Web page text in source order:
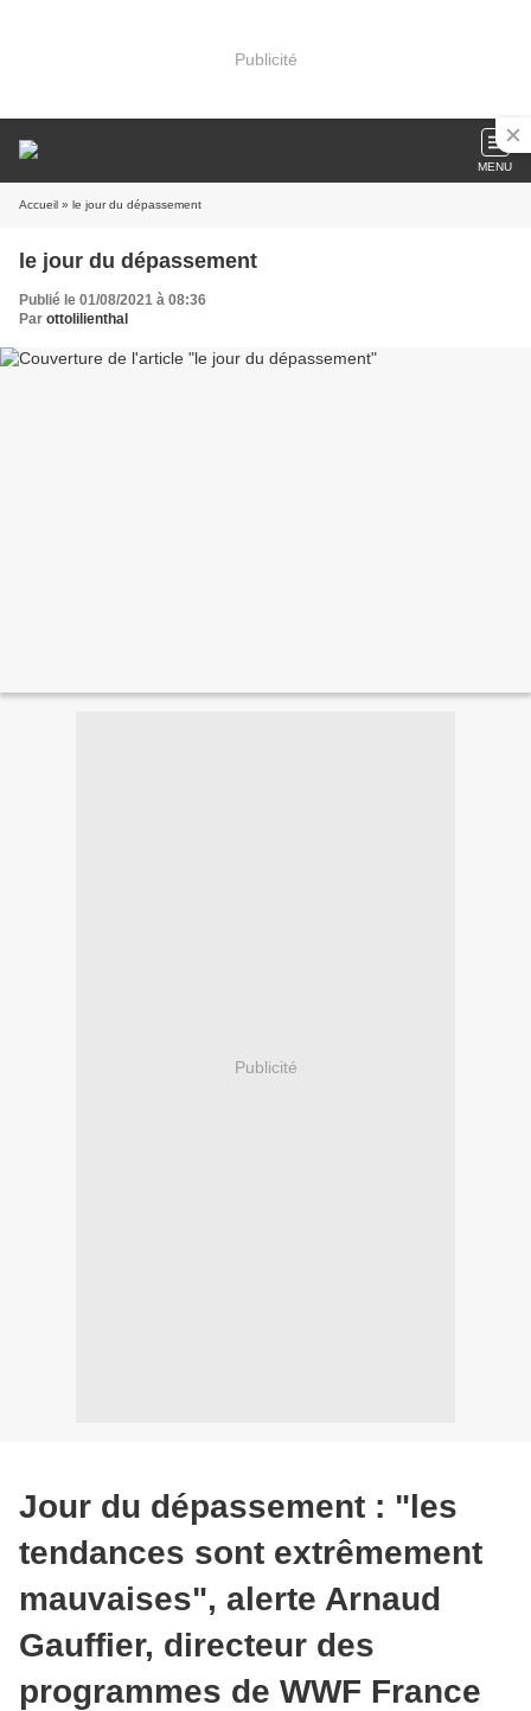
Publicité
MENU
Accueil » le jour du dépassement
le jour du dépassement
Publié le 01/08/2021 à 08:36
Par ottolilienthal
Publicité
Jour du dépassement : "les
tendances sont extrêmement
mauvaises", alerte Arnaud
Gauffier, directeur des
programmes de WWF France